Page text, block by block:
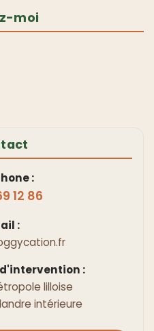
moi
:
12 86
:
:
lilloise
intérieure